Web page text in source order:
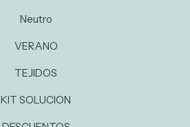
Neutro
VERANO
TEJIDOS
KIT SOLUCION